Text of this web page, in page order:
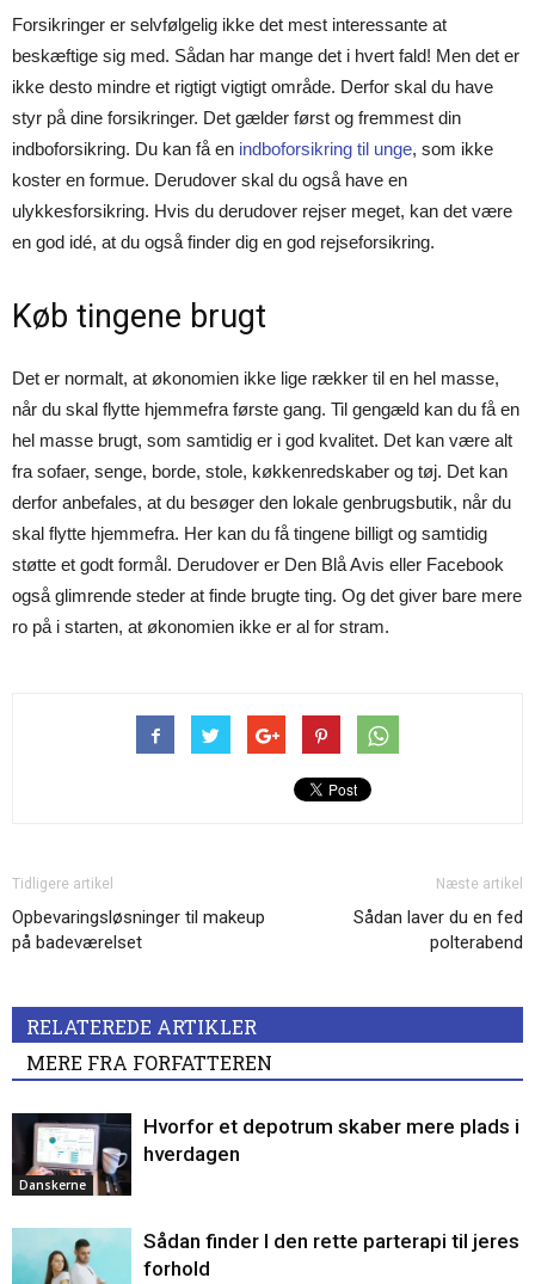
Forsikringer er selvfølgelig ikke det mest interessante at
beskæftige sig med. Sådan har mange det i hvert fald! Men det er
ikke desto mindre et rigtigt vigtigt område. Derfor skal du have
styr på dine forsikringer. Det gælder først og fremmest din
indboforsikring. Du kan få en indboforsikring til unge, som ikke
koster en formue. Derudover skal du også have en
ulykkesforsikring. Hvis du derudover rejser meget, kan det være
en god idé, at du også finder dig en god rejseforsikring.
Køb tingene brugt
Det er normalt, at økonomien ikke lige rækker til en hel masse,
når du skal flytte hjemmefra første gang. Til gengæld kan du få en
hel masse brugt, som samtidig er i god kvalitet. Det kan være alt
fra sofaer, senge, borde, stole, køkkenredskaber og tøj. Det kan
derfor anbefales, at du besøger den lokale genbrugsbutik, når du
skal flytte hjemmefra. Her kan du få tingene billigt og samtidig
støtte et godt formål. Derudover er Den Blå Avis eller Facebook
også glimrende steder at finde brugte ting. Og det giver bare mere
ro på i starten, at økonomien ikke er al for stram.
Tidligere artikel
Opbevaringsløsninger til makeup
på badeværelset
Næste artikel
Sådan laver du en fed
polterabend
RELATEREDE ARTIKLER
MERE FRA FORFATTEREN
Danskerne
Hvorfor et depotrum skaber mere plads i
hverdagen
Sådan finder I den rette parterapi til jeres
forhold